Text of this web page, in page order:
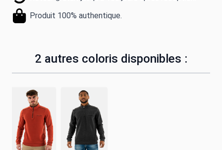
Produit 100% authentique.
2 autres coloris disponibles :